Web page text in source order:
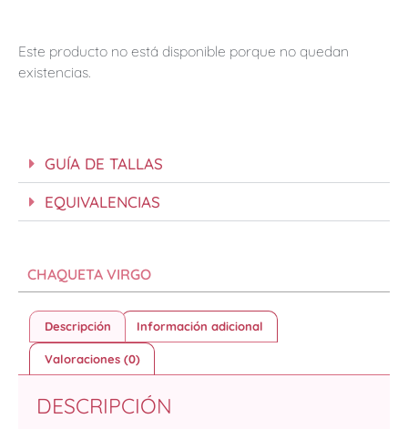
Este producto no está disponible porque no quedan
existencias.
GUÍA DE TALLAS
EQUIVALENCIAS
CHAQUETA VIRGO
Descripción Información adicional
Valoraciones (0)
DESCRIPCIÓN